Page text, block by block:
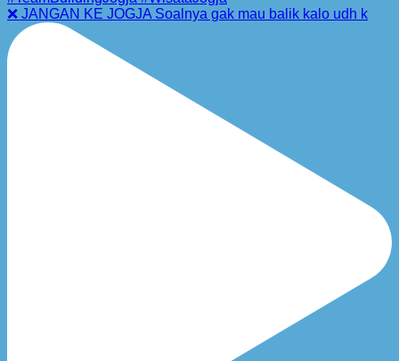
❌ JANGAN KE JOGJA Soalnya gak mau balik kalo udh k